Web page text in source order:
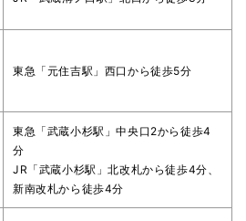
東急「元住吉駅」西口から徒歩5分
東急「武蔵小杉駅」中央口2から徒歩4
分
JR「武蔵小杉駅」北改札から徒歩4分、
新南改札から徒歩4分